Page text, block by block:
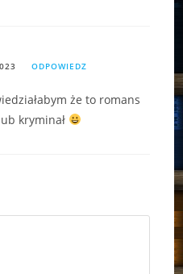
ODPOWIEDZ
że to romans
kryminał